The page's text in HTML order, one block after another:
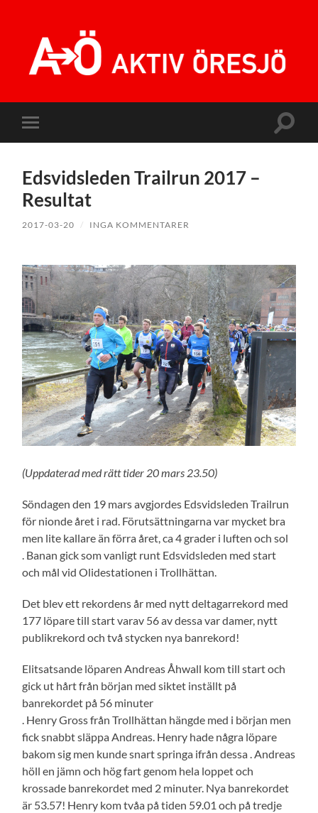
Slå
på/av
Slå
Edsvidsleden Trailrun 2017 –
Resultat
2017-03-20 / INGA KOMMENTARER
(Uppdaterad med rätt tider 20 mars 23.50)
Söndagen den 19 mars avgjordes Edsvidsleden Trailrun
för nionde året i rad. Förutsättningarna var mycket bra
men lite kallare än förra året, ca 4 grader i luften och sol
. Banan gick som vanligt runt Edsvidsleden med start
och mål vid Olidestationen i Trollhättan.
Det blev ett rekordens år med nytt deltagarrekord med
177 löpare till start varav 56 av dessa var damer, nytt
publikrekord och två stycken nya banrekord!
Elitsatsande löparen Andreas Åhwall kom till start och
gick ut hårt från början med siktet inställt på
banrekordet på 56 minuter
. Henry Gross från Trollhättan hängde med i början men
fick snabbt släppa Andreas. Henry hade några löpare
bakom sig men kunde snart springa ifrån dessa . Andreas
höll en jämn och hög fart genom hela loppet och
krossade banrekordet med 2 minuter. Nya banrekordet
är 53.57! Henry kom tvåa på tiden 59.01 och på tredje